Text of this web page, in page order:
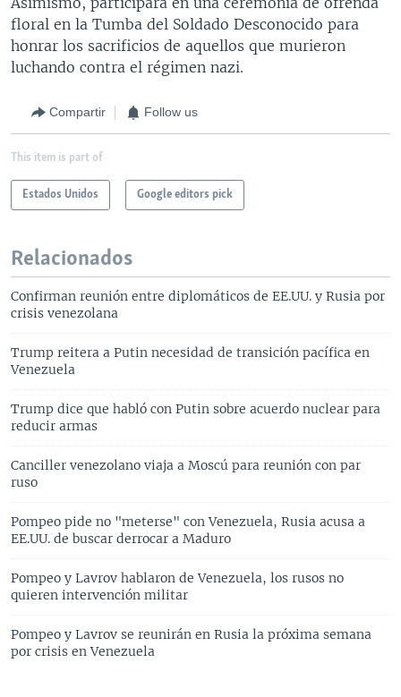
floral en la Tumba del Soldado Desconocido para
honrar los sacrificios de aquellos que murieron
luchando contra el régimen nazi.
Compartir Follow us
This item is part of
Estados Unidos Google editors pick
Relacionados
Confirman reunión entre diplomáticos de EE.UU. y Rusia por
crisis venezolana
Trump reitera a Putin necesidad de transición pacífica en
Venezuela
Trump dice que habló con Putin sobre acuerdo nuclear para
reducir armas
Canciller venezolano viaja a Moscú para reunión con par
ruso
Pompeo pide no "meterse" con Venezuela, Rusia acusa a
EE.UU. de buscar derrocar a Maduro
Pompeo y Lavrov hablaron de Venezuela, los rusos no
quieren intervención militar
Pompeo y Lavrov se reunirán en Rusia la próxima semana
por crisis en Venezuela